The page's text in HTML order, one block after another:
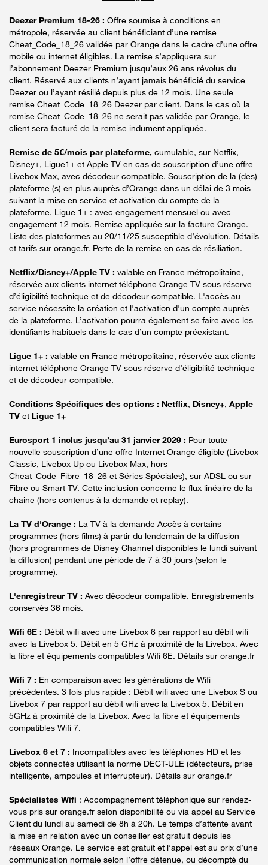
Deezer Premium 18-26 : Offre soumise à conditions en
métropole, réservée au client bénéficiant d’une remise
Cheat_Code_18_26 validée par Orange dans le cadre d’une offre
mobile ou internet éligibles. La remise s’appliquera sur
l’abonnement Deezer Premium jusqu’aux 26 ans révolus du
client. Réservé aux clients n’ayant jamais bénéficié du service
Deezer ou l’ayant résilié depuis plus de 12 mois. Une seule
remise Cheat_Code_18_26 Deezer par client. Dans le cas où la
remise Cheat_Code_18_26 ne serait pas validée par Orange, le
client sera facturé de la remise indument appliquée.
Remise de 5€/mois par plateforme, cumulable, sur Netflix,
Disney+, Ligue1+ et Apple TV en cas de souscription d’une offre
Livebox Max, avec décodeur compatible. Souscription de la (des)
plateforme (s) en plus auprès d’Orange dans un délai de 3 mois
suivant la mise en service et activation du compte de la
plateforme. Ligue 1+ : avec engagement mensuel ou avec
engagement 12 mois. Remise appliquée sur la facture Orange.
Liste des plateformes au 20/11/25 susceptible d’évolution. Détails
et tarifs sur orange.fr. Perte de la remise en cas de résiliation.
Netflix/Disney+/Apple TV : valable en France métropolitaine,
réservée aux clients internet téléphone Orange TV sous réserve
d’éligibilité technique et de décodeur compatible. L'accès au
service nécessite la création et l'activation d'un compte auprès
de la plateforme. L’activation pourra également se faire avec les
identifiants habituels dans le cas d’un compte préexistant.
Ligue 1+ : valable en France métropolitaine, réservée aux clients
internet téléphone Orange TV sous réserve d’éligibilité technique
et de décodeur compatible.
Conditions Spécifiques des options : Netflix, Disney+, Apple
TV et Ligue 1+
Eurosport 1 inclus jusqu’au 31 janvier 2029 : Pour toute
nouvelle souscription d’une offre Internet Orange éligible (Livebox
Classic, Livebox Up ou Livebox Max, hors
Cheat_Code_Fibre_18_26 et Séries Spéciales), sur ADSL ou sur
Fibre ou Smart TV. Cette inclusion concerne le flux linéaire de la
chaine (hors contenus à la demande et replay).
La TV d'Orange : La TV à la demande Accès à certains
programmes (hors films) à partir du lendemain de la diffusion
(hors programmes de Disney Channel disponibles le lundi suivant
la diffusion) pendant une période de 7 à 30 jours (selon le
programme).
L'enregistreur TV : Avec décodeur compatible. Enregistrements
conservés 36 mois.
Wifi 6E : Débit wifi avec une Livebox 6 par rapport au débit wifi
avec la Livebox 5. Débit en 5 GHz à proximité de la Livebox. Avec
la fibre et équipements compatibles Wifi 6E. Détails sur orange.fr
Wifi 7 : En comparaison avec les générations de Wifi
précédentes. 3 fois plus rapide : Débit wifi avec une Livebox S ou
Livebox 7 par rapport au débit wifi avec la Livebox 5. Débit en
5GHz à proximité de la Livebox. Avec la fibre et équipements
compatibles Wifi 7.
Livebox 6 et 7 : Incompatibles avec les téléphones HD et les
objets connectés utilisant la norme DECT-ULE (détecteurs, prise
intelligente, ampoules et interrupteur). Détails sur orange.fr
Spécialistes Wifi : Accompagnement téléphonique sur rendez-
vous pris sur orange.fr selon disponibilité ou via appel au Service
Client du lundi au samedi de 8h à 20h. Le temps d’attente avant
la mise en relation avec un conseiller est gratuit depuis les
réseaux Orange. Le service est gratuit et l’appel est au prix d’une
communication normale selon l’offre détenue, ou décompté du